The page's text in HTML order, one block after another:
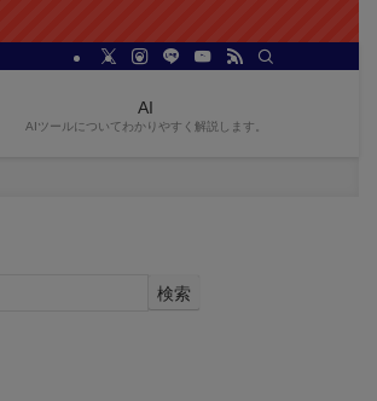
AI
AIツールについてわかりやすく解説します。
検索